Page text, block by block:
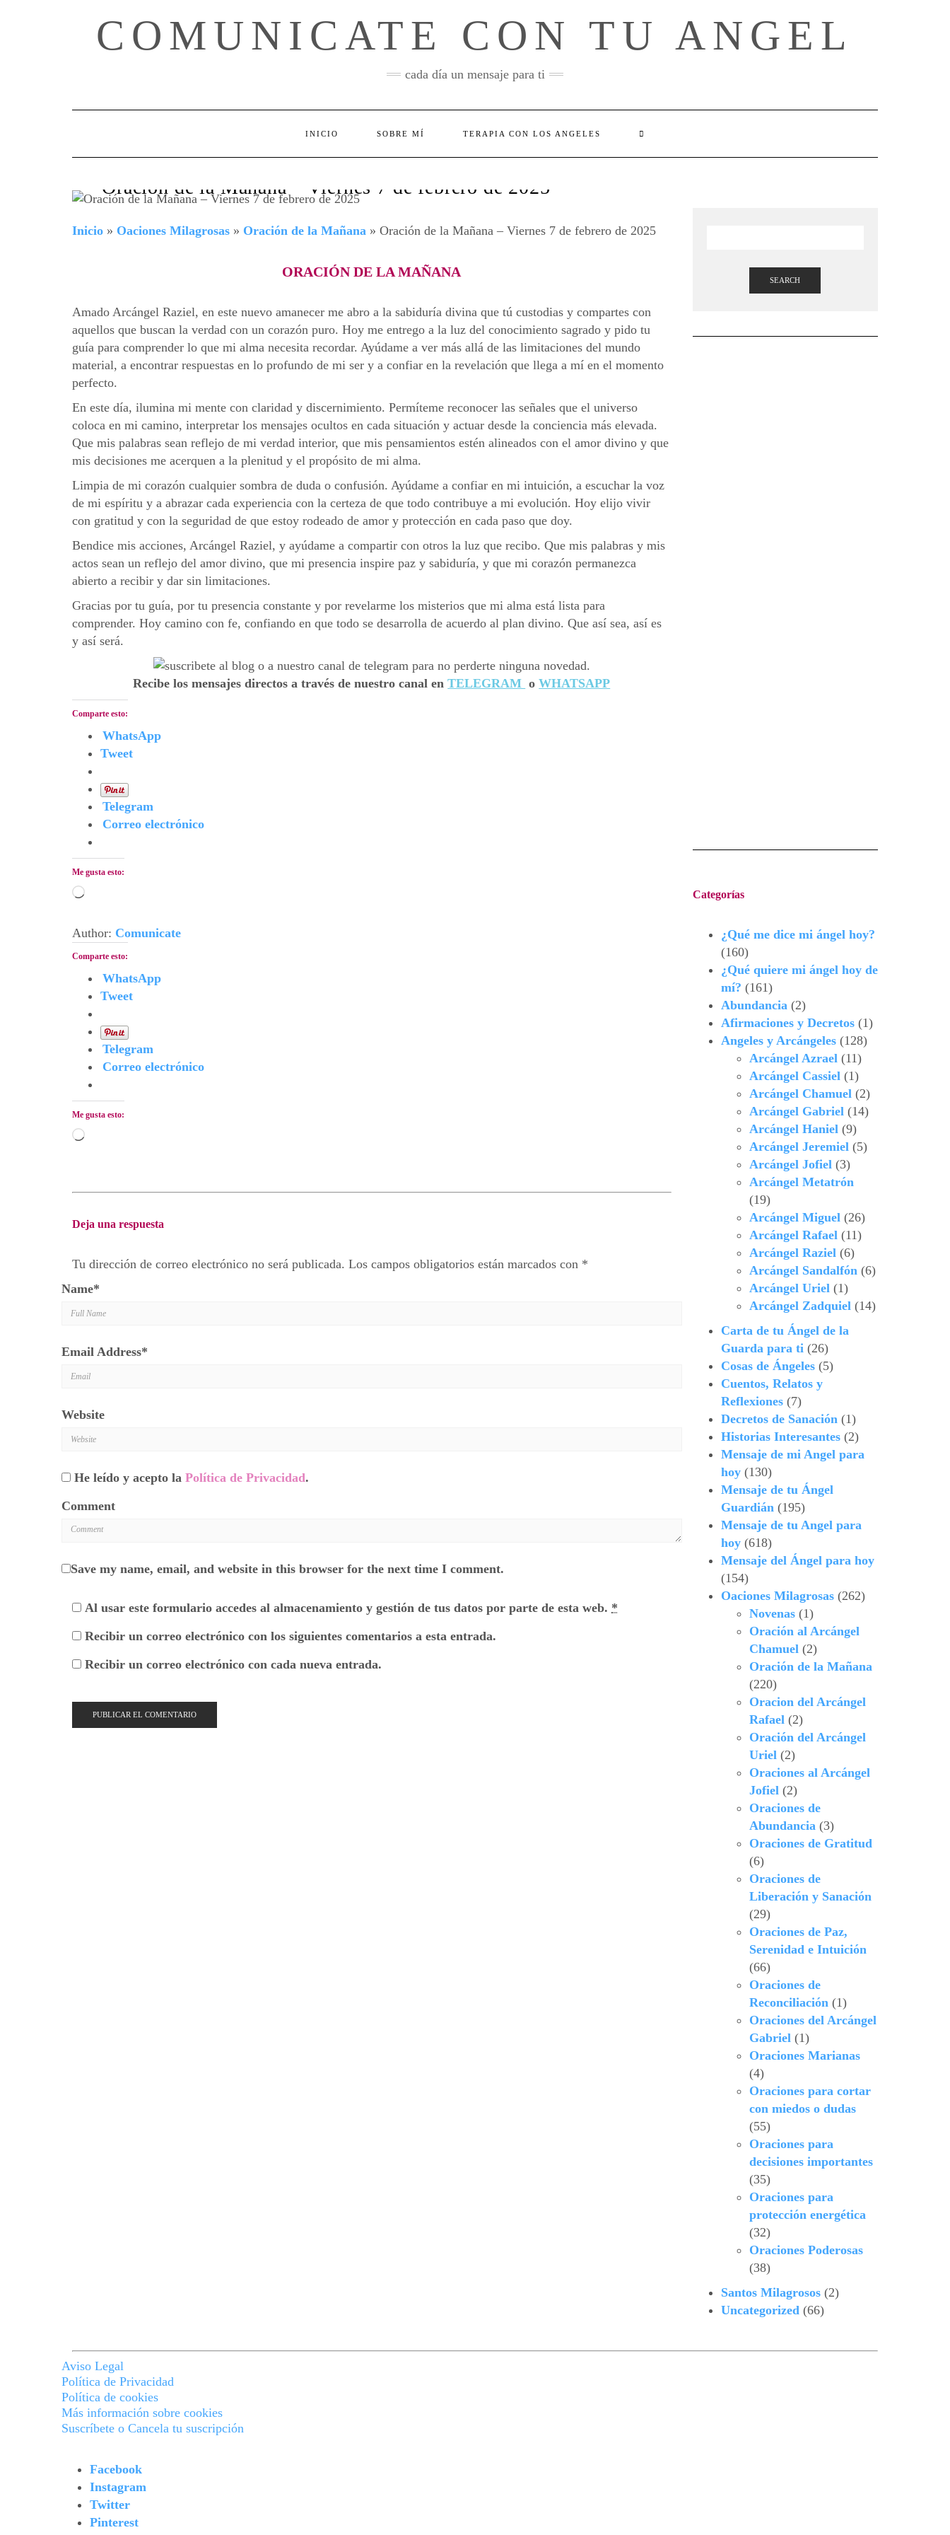
COMUNICATE CON TU ANGEL
cada día un mensaje para ti
INICIO SOBRE MÍ TERAPIA CON LOS ANGELES
Oración de la Mañana – Viernes 7 de febrero de 2025
Inicio » Oaciones Milagrosas » Oración de la Mañana » Oración de la Mañana – Viernes 7 de febrero de 2025
ORACIÓN DE LA MAÑANA
Amado Arcángel Raziel, en este nuevo amanecer me abro a la sabiduría divina que tú custodias y compartes con
aquellos que buscan la verdad con un corazón puro. Hoy me entrego a la luz del conocimiento sagrado y pido tu
guía para comprender lo que mi alma necesita recordar. Ayúdame a ver más allá de las limitaciones del mundo
material, a encontrar respuestas en lo profundo de mi ser y a confiar en la revelación que llega a mí en el momento
perfecto.
En este día, ilumina mi mente con claridad y discernimiento. Permíteme reconocer las señales que el universo
coloca en mi camino, interpretar los mensajes ocultos en cada situación y actuar desde la conciencia más elevada.
Que mis palabras sean reflejo de mi verdad interior, que mis pensamientos estén alineados con el amor divino y que
mis decisiones me acerquen a la plenitud y el propósito de mi alma.
Limpia de mi corazón cualquier sombra de duda o confusión. Ayúdame a confiar en mi intuición, a escuchar la voz
de mi espíritu y a abrazar cada experiencia con la certeza de que todo contribuye a mi evolución. Hoy elijo vivir
con gratitud y con la seguridad de que estoy rodeado de amor y protección en cada paso que doy.
Bendice mis acciones, Arcángel Raziel, y ayúdame a compartir con otros la luz que recibo. Que mis palabras y mis
actos sean un reflejo del amor divino, que mi presencia inspire paz y sabiduría, y que mi corazón permanezca
abierto a recibir y dar sin limitaciones.
Gracias por tu guía, por tu presencia constante y por revelarme los misterios que mi alma está lista para
comprender. Hoy camino con fe, confiando en que todo se desarrolla de acuerdo al plan divino. Que así sea, así es
y así será.
Recibe los mensajes directos a través de nuestro canal enTELEGRAM oWHATSAPP
Comparte esto:
WhatsApp
Tweet
Telegram
Correo electrónico
Me gusta esto:
Cargando...
Author: Comunicate
Comparte esto:
WhatsApp
Tweet
Telegram
Correo electrónico
Me gusta esto:
Cargando...
Deja una respuesta
Tu dirección de correo electrónico no será publicada. Los campos obligatorios están marcados con *
Name*
Email Address*
Website
He leído y acepto la Política de Privacidad.
Comment
Save my name, email, and website in this browser for the next time I comment.
Al usar este formulario accedes al almacenamiento y gestión de tus datos por parte de esta web. *
Recibir un correo electrónico con los siguientes comentarios a esta entrada.
Recibir un correo electrónico con cada nueva entrada.
SEARCH
Categorías
¿Qué me dice mi ángel hoy?
(160)
¿Qué quiere mi ángel hoy de
mí? (161)
Abundancia(2)
Afirmaciones y Decretos(1)
Angeles y Arcángeles(128)
Arcángel Azrael(11)
Arcángel Cassiel(1)
Arcángel Chamuel(2)
Arcángel Gabriel(14)
Arcángel Haniel(9)
Arcángel Jeremiel(5)
Arcángel Jofiel(3)
Arcángel Metatrón
(19)
Arcángel Miguel(26)
Arcángel Rafael(11)
Arcángel Raziel(6)
Arcángel Sandalfón(6)
Arcángel Uriel(1)
Arcángel Zadquiel(14)
Carta de tu Ángel de la
Guarda para ti(26)
Cosas de Ángeles(5)
Cuentos, Relatos y
Reflexiones(7)
Decretos de Sanación(1)
Historias Interesantes(2)
Mensaje de mi Angel para
hoy(130)
Mensaje de tu Ángel
Guardián(195)
Mensaje de tu Angel para
hoy(618)
Mensaje del Ángel para hoy
(154)
Oaciones Milagrosas(262)
Novenas(1)
Oración al Arcángel
Chamuel(2)
Oración de la Mañana
(220)
Oracion del Arcángel
Rafael(2)
Oración del Arcángel
Uriel(2)
Oraciones al Arcángel
Jofiel(2)
Oraciones de
Abundancia(3)
Oraciones de Gratitud
(6)
Oraciones de
Liberación y Sanación
(29)
Oraciones de Paz,
Serenidad e Intuición
(66)
Oraciones de
Reconciliación(1)
Oraciones del Arcángel
Gabriel(1)
Oraciones Marianas
(4)
Oraciones para cortar
con miedos o dudas
(55)
Oraciones para
decisiones importantes
(35)
Oraciones para
protección energética
(32)
Oraciones Poderosas
(38)
Santos Milagrosos(2)
Uncategorized(66)
Aviso Legal
Política de Privacidad
Política de cookies
Más información sobre cookies
Suscríbete o Cancela tu suscripción
Facebook
Instagram
Twitter
Pinterest